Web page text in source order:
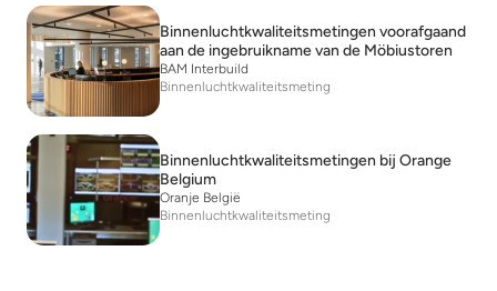
Binnenluchtkwaliteitsmetingen voorafgaand
aan de ingebruikname van de Möbiustoren
BAM Interbuild
Binnenluchtkwaliteitsmeting
Binnenluchtkwaliteitsmetingen bij Orange
Belgium
Oranje België
Binnenluchtkwaliteitsmeting